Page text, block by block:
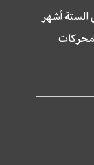
مرة خلال الستة أشهر
محركات